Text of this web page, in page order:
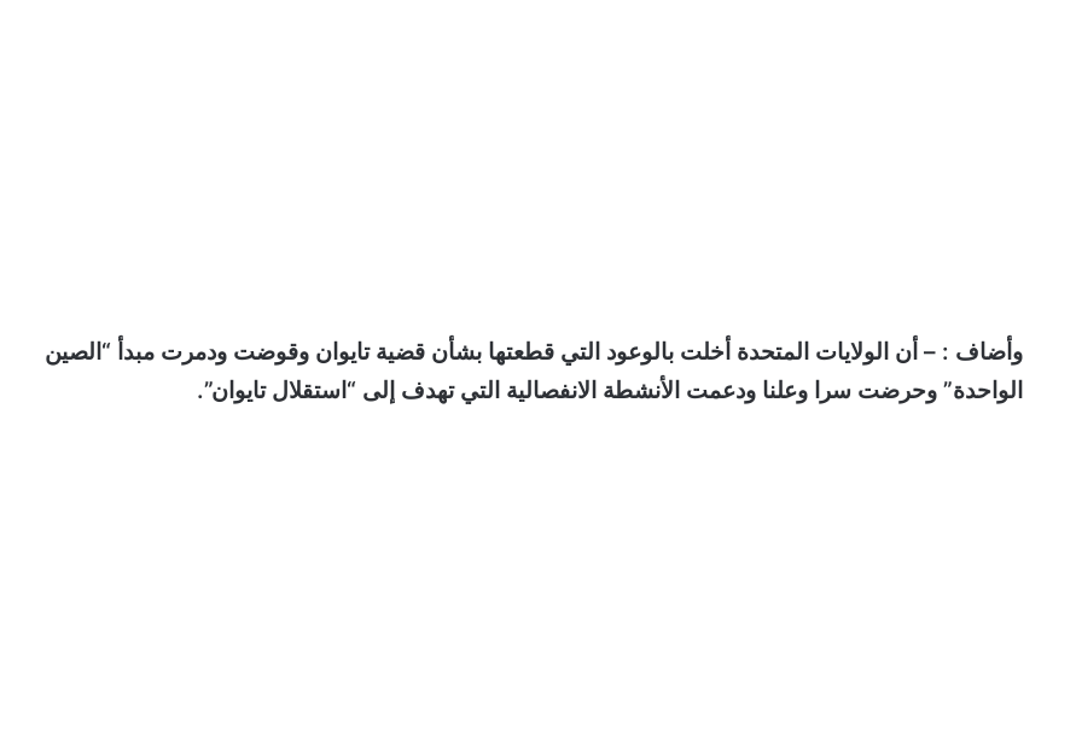
وأضاف : – أن الولايات المتحدة أخلت بالوعود التي قطعتها بشأن قضية تايوان وقوضت ودمرت مبدأ “الصين
الواحدة” وحرضت سرا وعلنا ودعمت الأنشطة الانفصالية التي تهدف إلى “استقلال تايوان”.